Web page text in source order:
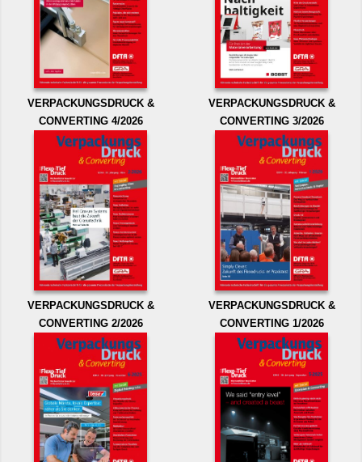
VERPACKUNGSDRUCK &
CONVERTING 4/2026
VERPACKUNGSDRUCK &
CONVERTING 3/2026
VERPACKUNGSDRUCK &
CONVERTING 2/2026
VERPACKUNGSDRUCK &
CONVERTING 1/2026